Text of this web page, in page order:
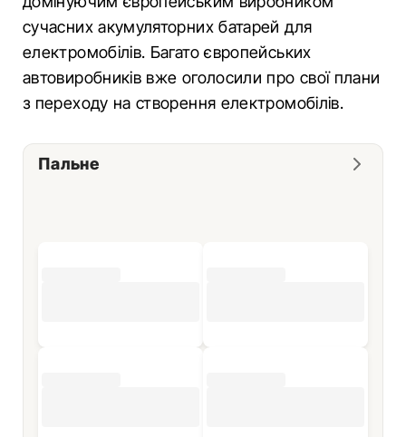
сучасних акумуляторних батарей для
електромобілів. Багато європейських
автовиробників вже оголосили про свої плани
з переходу на створення електромобілів.
Пальне